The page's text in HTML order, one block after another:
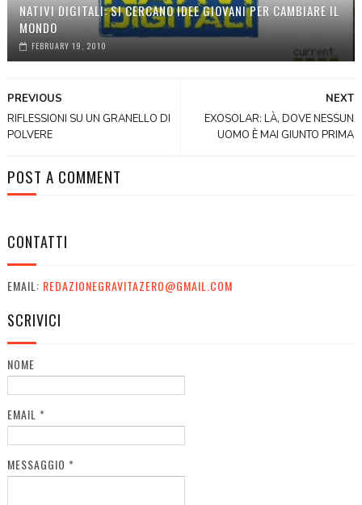
NATIVI DIGITALI: SI CERCANO IDEE GIOVANI PER CAMBIARE IL
MONDO
FEBRUARY 19, 2010
NEXT
EXOSOLAR: LÀ, DOVE NESSUN
UOMO È MAI GIUNTO PRIMA
PREVIOUS
RIFLESSIONI SU UN GRANELLO DI
POLVERE
POST A COMMENT
CONTATTI
EMAIL: REDAZIONEGRAVITAZERO@GMAIL.COM
SCRIVICI
NOME
EMAIL *
MESSAGGIO *